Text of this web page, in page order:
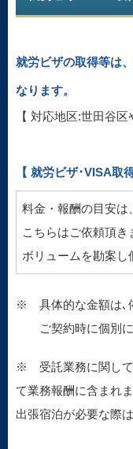
就労ビザの取得等は
なります。
【 対応地区:世田谷
【 就労ビザ･VISA取
料金・報酬の目安は
こちらはご依頼頂
ボリュームを勘案し
※ 具体的な金額は､
ご契約時に個別に
※ 受託業務に関して
て業務報酬に含まれま
出張宿泊が必要な際